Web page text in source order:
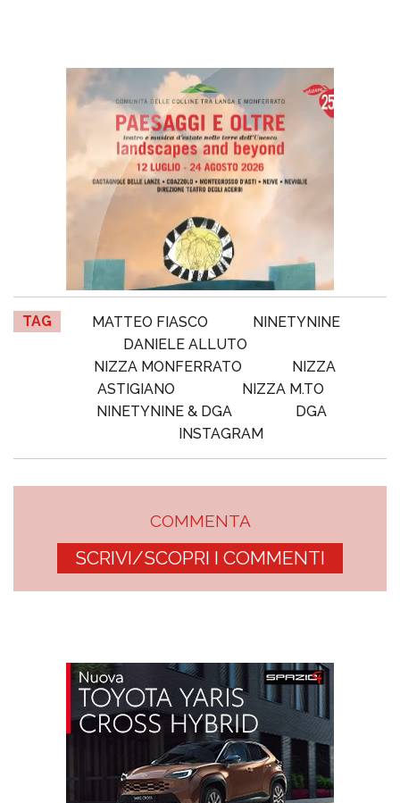
TAG MATTEO FIASCO
NINETYNINE
DANIELE ALLUTO
NIZZA MONFERRATO
NIZZA
ASTIGIANO
NIZZA M.TO
NINETYNINE & DGA
DGA
INSTAGRAM
COMMENTA
SCRIVI/SCOPRI I COMMENTI